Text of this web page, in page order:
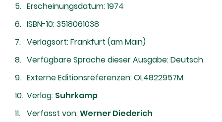
Erscheinungsdatum: 1974
ISBN-10: 3518061038
Verlagsort: Frankfurt (am Main)
Verfügbare Sprache dieser Ausgabe: Deutsch
Externe Editionsreferenzen: OL4822957M
Verlag: Suhrkamp
Verfasst von:Werner Diederich